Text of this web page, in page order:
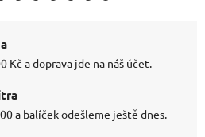
Kč a doprava jde na náš účet.
a balíček odešleme ještě dnes.